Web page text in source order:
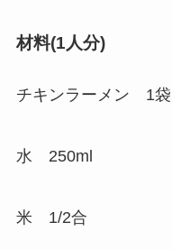
材料(1人分)
チキンラーメン 1袋
水 250ml
米 1/2合